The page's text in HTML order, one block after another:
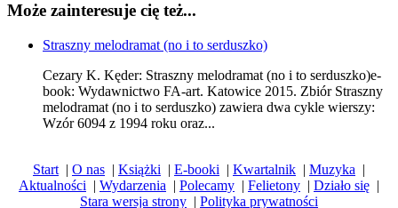
Może zainteresuje cię też...
Straszny melodramat (no i to serduszko)
Cezary K. Kęder: Straszny melodramat (no i to serduszko)e-
book: Wydawnictwo FA-art. Katowice 2015. Zbiór Straszny
melodramat (no i to serduszko) zawiera dwa cykle wierszy:
Wzór 6094 z 1994 roku oraz...
Start | O nas | Książki | E-booki | Kwartalnik | Muzyka |
Aktualności | Wydarzenia | Polecamy | Felietony | Działo się |
Stara wersja strony | Polityka prywatności